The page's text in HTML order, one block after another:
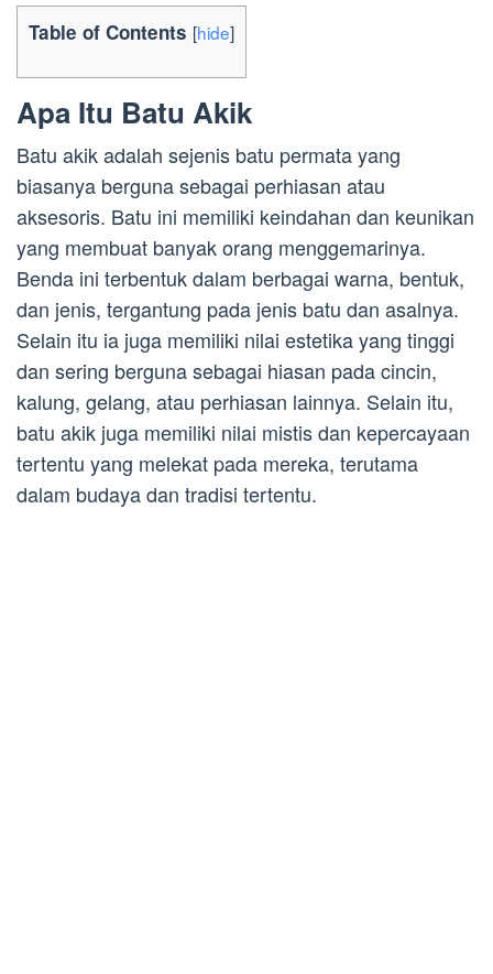
Table of Contents [hide]
Apa Itu Batu Akik
Batu akik adalah sejenis batu permata yang
biasanya berguna sebagai perhiasan atau
aksesoris. Batu ini memiliki keindahan dan keunikan
yang membuat banyak orang menggemarinya.
Benda ini terbentuk dalam berbagai warna, bentuk,
dan jenis, tergantung pada jenis batu dan asalnya.
Selain itu ia juga memiliki nilai estetika yang tinggi
dan sering berguna sebagai hiasan pada cincin,
kalung, gelang, atau perhiasan lainnya. Selain itu,
batu akik juga memiliki nilai mistis dan kepercayaan
tertentu yang melekat pada mereka, terutama
dalam budaya dan tradisi tertentu.